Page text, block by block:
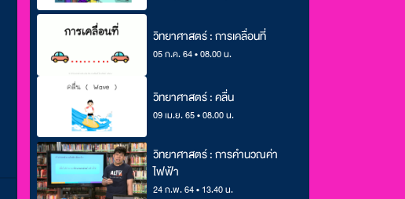
วิทยาศาสตร์ : การเคลื่อนที่
05 ก.ค. 64 • 08.00 น.
วิทยาศาสตร์ : คลื่น
09 เม.ย. 65 • 08.00 น.
วิทยาศาสตร์ : การคำนวณค่า
ไฟฟ้า
24 ก.พ. 64 • 13.40 น.